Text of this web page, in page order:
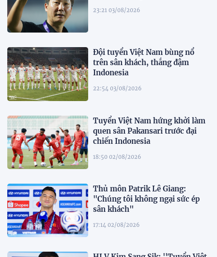
23:21 03/08/2026
Đội tuyển Việt Nam bùng nổ
trên sân khách, thắng đậm
Indonesia
22:54 03/08/2026
Tuyển Việt Nam hứng khởi làm
quen sân Pakansari trước đại
chiến Indonesia
18:50 02/08/2026
Thủ môn Patrik Lê Giang:
"Chúng tôi không ngại sức ép
sân khách"
17:14 02/08/2026